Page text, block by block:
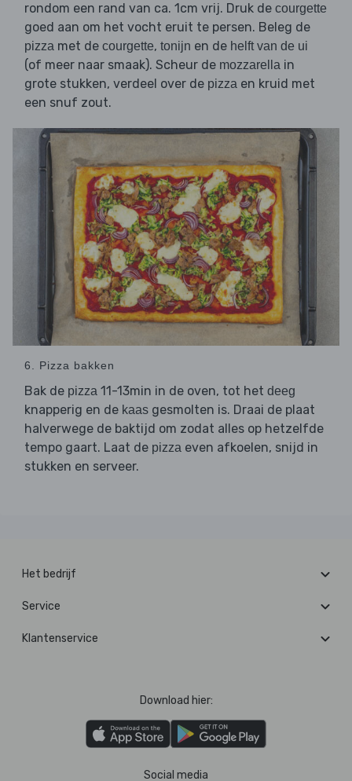
rondom een rand van ca. 1cm vrij. Druk de courgette
goed aan om het vocht eruit te persen. Beleg de
pizza met de courgette, tonijn en de helft van de ui
(of meer naar smaak). Scheur de mozzarella in
grote stukken, verdeel over de pizza en kruid met
een snuf zout.
6. Pizza bakken
Bak de pizza 11-13min in de oven, tot het deeg
knapperig en de kaas gesmolten is. Draai de plaat
halverwege de baktijd om zodat alles op hetzelfde
tempo gaart. Laat de pizza even afkoelen, snijd in
stukken en serveer.
Het bedrijf
Service
Klantenservice
Download hier:
Social media